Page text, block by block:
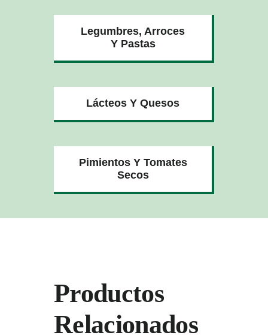
Legumbres, Arroces
Y Pastas
Lácteos Y Quesos
Pimientos Y Tomates
Secos
Productos
Relacionados